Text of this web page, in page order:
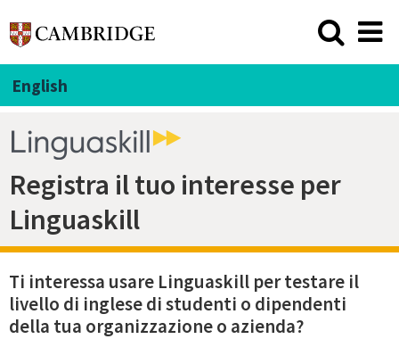
English
Registra il tuo interesse per
Linguaskill
Ti interessa usare Linguaskill per testare il
livello di inglese di studenti o dipendenti
della tua organizzazione o azienda?